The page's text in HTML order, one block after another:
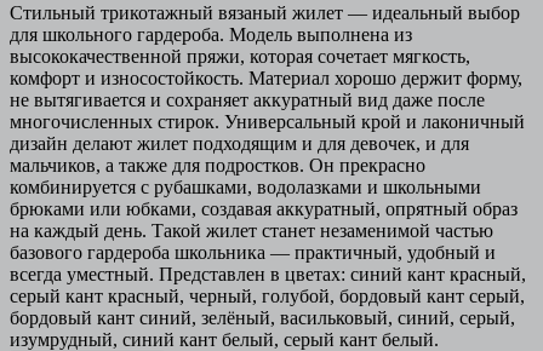
Стильный трикотажный вязаный жилет — идеальный выбор
для школьного гардероба. Модель выполнена из
высококачественной пряжи, которая сочетает мягкость,
комфорт и износостойкость. Материал хорошо держит форму,
не вытягивается и сохраняет аккуратный вид даже после
многочисленных стирок. Универсальный крой и лаконичный
дизайн делают жилет подходящим и для девочек, и для
мальчиков, а также для подростков. Он прекрасно
комбинируется с рубашками, водолазками и школьными
брюками или юбками, создавая аккуратный, опрятный образ
на каждый день. Такой жилет станет незаменимой частью
базового гардероба школьника — практичный, удобный и
всегда уместный. Представлен в цветах: синий кант красный,
серый кант красный, черный, голубой, бордовый кант серый,
бордовый кант синий, зелёный, васильковый, синий, серый,
изумрудный, синий кант белый, серый кант белый.